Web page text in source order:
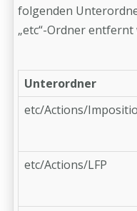
folgenden
„etc“-Ordner entfernt
Unterordner
etc/Actions/
etc/Actions/LFP